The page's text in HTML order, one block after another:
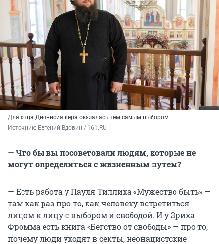
Для отца Дионисия вера оказалась тем самым выбором
Источник: Евгений Вдовин / 161.RU
— Что бы вы посоветовали людям, которые не
могут определиться с жизненным путем?
— Есть работа у Пауля Тиллиха «Мужество быть» —
там как раз про то, как человеку встретиться
лицом к лицу с выбором и свободой. И у Эриха
Фромма есть книга «Бегство от свободы» — про то,
почему люди уходят в секты, неонацистские